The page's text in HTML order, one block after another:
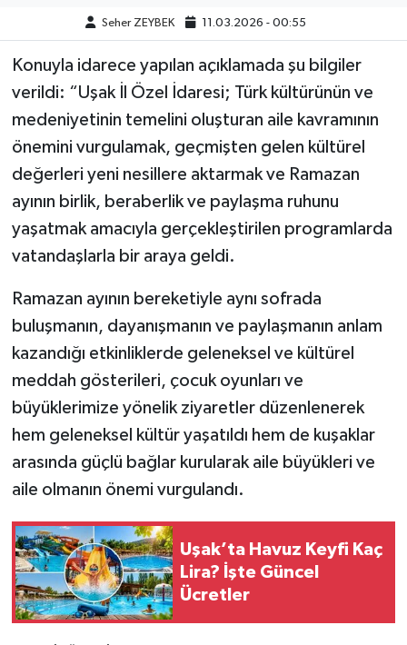
Seher ZEYBEK 11.03.2026 - 00:55
Konuyla idarece yapılan açıklamada şu bilgiler
verildi: “Uşak İl Özel İdaresi; Türk kültürünün ve
medeniyetinin temelini oluşturan aile kavramının
önemini vurgulamak, geçmişten gelen kültürel
değerleri yeni nesillere aktarmak ve Ramazan
ayının birlik, beraberlik ve paylaşma ruhunu
yaşatmak amacıyla gerçekleştirilen programlarda
vatandaşlarla bir araya geldi.
Ramazan ayının bereketiyle aynı sofrada
buluşmanın, dayanışmanın ve paylaşmanın anlam
kazandığı etkinliklerde geleneksel ve kültürel
meddah gösterileri, çocuk oyunları ve
büyüklerimize yönelik ziyaretler düzenlenerek
hem geleneksel kültür yaşatıldı hem de kuşaklar
arasında güçlü bağlar kurularak aile büyükleri ve
aile olmanın önemi vurgulandı.
Uşak’ta Havuz Keyfi Kaç
Lira? İşte Güncel
Ücretler